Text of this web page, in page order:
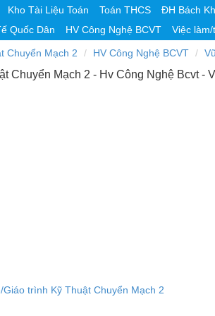
Kho Tài Liệu Toán Toán THCS
ĐH Bách
Quốc Dân
HV Công Nghệ BCVT Việc
Chuyển Mạch 2 HV Công Nghệ BCVT
Chuyển Mạch 2 - Hv Công Nghệ Bcvt -
Giáo trình Kỹ Thuật Chuyển Mạch 2